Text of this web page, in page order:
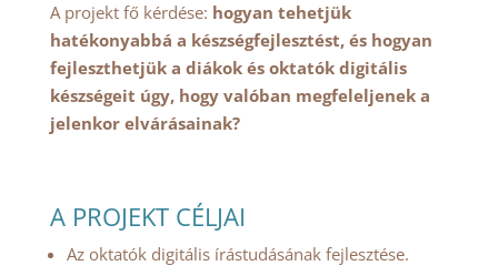
A projekt fő kérdése: hogyan tehetjük
hatékonyabbá a készségfejlesztést, és hogyan
fejleszthetjük a diákok és oktatók digitális
készségeit úgy, hogy valóban megfeleljenek a
jelenkor elvárásainak?
A PROJEKT CÉLJAI
Az oktatók digitális írástudásának fejlesztése.